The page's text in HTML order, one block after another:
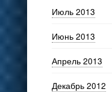
Июль 2013
Июнь 2013
Апрель 2013
Декабрь 2012